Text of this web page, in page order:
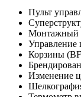
Пульт
Монтажный
Управление
Корзины
Изменение